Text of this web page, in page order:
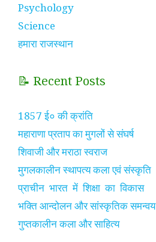
Psychology
Science
हमारा राजस्थान
📝 Recent Posts
1857 ई० की क्रांति
महाराणा प्रताप का मुगलों से संघर्ष
शिवाजी और मराठा स्वराज
मुगलकालीन स्थापत्य कला एवं संस्कृति
प्राचीन भारत में शिक्षा का विकास
भक्ति आन्दोलन और सांस्कृतिक समन्वय
गुप्तकालीन कला और साहित्य